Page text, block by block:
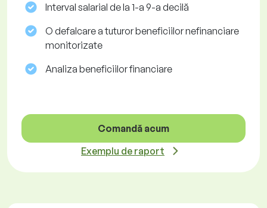
Interval salarial de la 1-a 9-a decilă
O defalcare a tuturor beneficiilor nefinanciare
monitorizate
Analiza beneficiilor financiare
Comandă acum
Exemplu de raport